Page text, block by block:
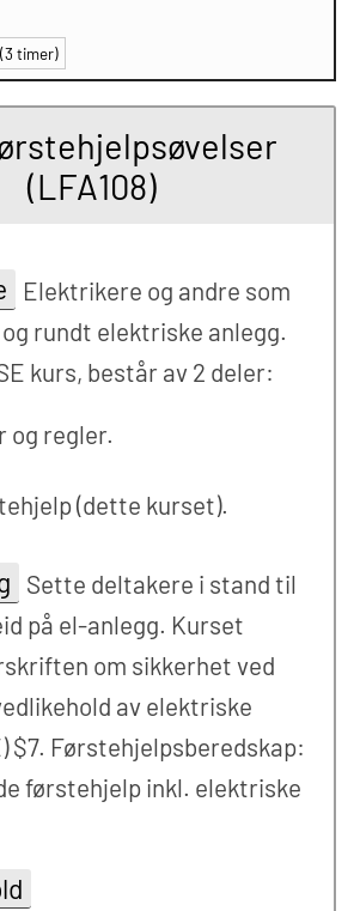
(3 timer)
(LFA108)
Elektrikere og andre som
rundt elektriske anlegg.
kurs, består av 2 deler:
og regler.
(dette kurset).
Sette deltakere i stand til
på el-anlegg. Kurset
om sikkerhet ved
av elektriske
$7. Førstehjelpsberedskap:
førstehjelp inkl. elektriske